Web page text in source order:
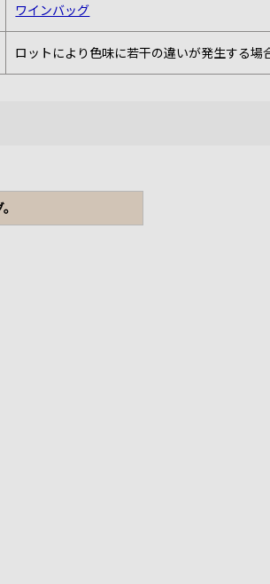
ワインバッグ
ロットにより色味に若干の違いが発生する場